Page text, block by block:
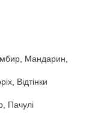
Мандарин,
Відтінки
Пачулі